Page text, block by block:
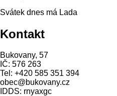
Svátek dnes má Lada
Kontakt
Bukovany, 57
IČ: 576 263
Tel: +420 585 351 394
obec@bukovany.cz
IDDS: rnyaxgc